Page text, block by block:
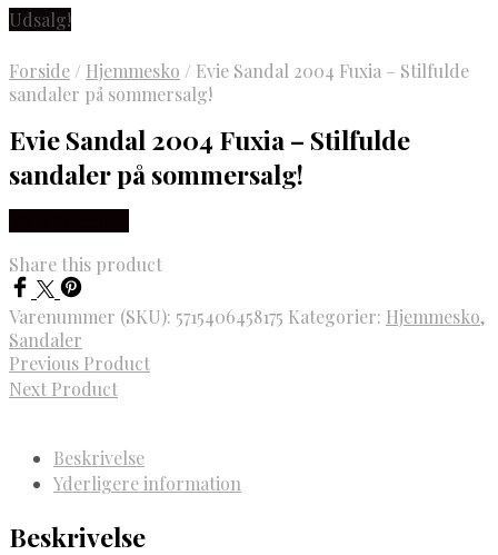
Udsalg!
Forside / Hjemmesko / Evie Sandal 2004 Fuxia – Stilfulde
sandaler på sommersalg!
Evie Sandal 2004 Fuxia – Stilfulde
sandaler på sommersalg!
Share this product
Varenummer (SKU): 5715406458175 Kategorier: Hjemmesko,
Sandaler
Previous Product
Next Product
Beskrivelse
Yderligere information
Beskrivelse